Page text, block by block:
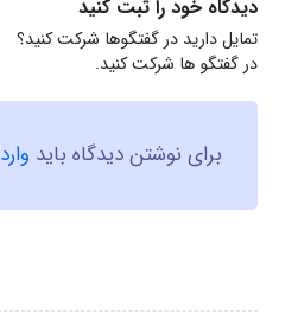
دیدگاه خود را ثبت کنید
تمایل دارید در گفتگوها شرکت کنید؟
در گفتگو ها شرکت کنید.
برای نوشتن دیدگاه باید وارد